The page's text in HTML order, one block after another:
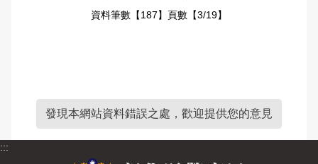
資料筆數【187】頁數【3/19】
發現本網站資料錯誤之處，歡迎提供您的意見
:::